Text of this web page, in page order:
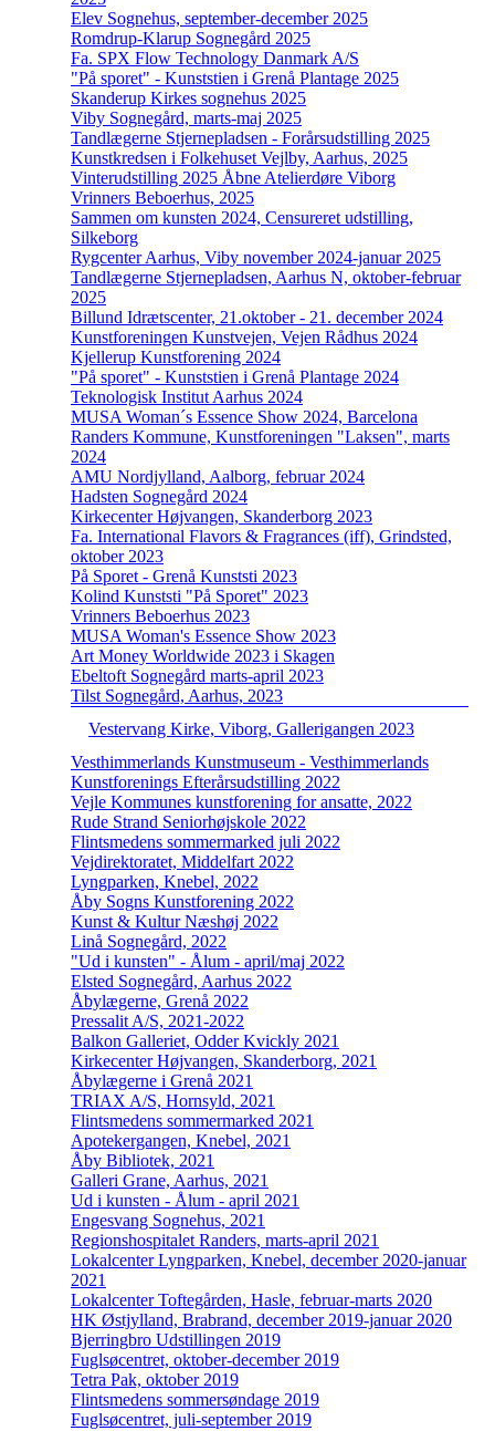
Elev Sognehus, september-december 2025
Romdrup-Klarup Sognegård 2025
Fa. SPX Flow Technology Danmark A/S
"På sporet" - Kunststien i Grenå Plantage 2025
Skanderup Kirkes sognehus 2025
Viby Sognegård, marts-maj 2025
Tandlægerne Stjernepladsen - Forårsudstilling 2025
Kunstkredsen i Folkehuset Vejlby, Aarhus, 2025
Vinterudstilling 2025 Åbne Atelierdøre Viborg
Vrinners Beboerhus, 2025
Sammen om kunsten 2024, Censureret udstilling,
Silkeborg
Rygcenter Aarhus, Viby november 2024-januar 2025
Tandlægerne Stjernepladsen, Aarhus N, oktober-februar
2025
Billund Idrætscenter, 21.oktober - 21. december 2024
Kunstforeningen Kunstvejen, Vejen Rådhus 2024
Kjellerup Kunstforening 2024
"På sporet" - Kunststien i Grenå Plantage 2024
Teknologisk Institut Aarhus 2024
MUSA Woman´s Essence Show 2024, Barcelona
Randers Kommune, Kunstforeningen "Laksen", marts
2024
AMU Nordjylland, Aalborg, februar 2024
Hadsten Sognegård 2024
Kirkecenter Højvangen, Skanderborg 2023
Fa. International Flavors & Fragrances (iff), Grindsted,
oktober 2023
På Sporet - Grenå Kunststi 2023
Kolind Kunststi "På Sporet" 2023
Vrinners Beboerhus 2023
MUSA Woman's Essence Show 2023
Art Money Worldwide 2023 i Skagen
Ebeltoft Sognegård marts-april 2023
Tilst Sognegård, Aarhus, 2023
Vestervang Kirke, Viborg, Gallerigangen 2023
Vesthimmerlands Kunstmuseum - Vesthimmerlands
Kunstforenings Efterårsudstilling 2022
Vejle Kommunes kunstforening for ansatte, 2022
Rude Strand Seniorhøjskole 2022
Flintsmedens sommermarked juli 2022
Vejdirektoratet, Middelfart 2022
Lyngparken, Knebel, 2022
Åby Sogns Kunstforening 2022
Kunst & Kultur Næshøj 2022
Linå Sognegård, 2022
"Ud i kunsten" - Ålum - april/maj 2022
Elsted Sognegård, Aarhus 2022
Åbylægerne, Grenå 2022
Pressalit A/S, 2021-2022
Balkon Galleriet, Odder Kvickly 2021
Kirkecenter Højvangen, Skanderborg, 2021
Åbylægerne i Grenå 2021
TRIAX A/S, Hornsyld, 2021
Flintsmedens sommermarked 2021
Apotekergangen, Knebel, 2021
Åby Bibliotek, 2021
Galleri Grane, Aarhus, 2021
Ud i kunsten - Ålum - april 2021
Engesvang Sognehus, 2021
Regionshospitalet Randers, marts-april 2021
Lokalcenter Lyngparken, Knebel, december 2020-januar
2021
Lokalcenter Toftegården, Hasle, februar-marts 2020
HK Østjylland, Brabrand, december 2019-januar 2020
Bjerringbro Udstillingen 2019
Fuglsøcentret, oktober-december 2019
Tetra Pak, oktober 2019
Flintsmedens sommersøndage 2019
Fuglsøcentret, juli-september 2019